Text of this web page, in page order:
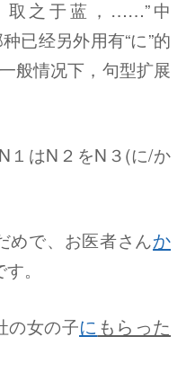
取之于蓝，……”中
已经另外用有“に”的
般情况下，句型扩展
はN２をN３(に/か
めで、お医者さんか
。
の女の子に もらった